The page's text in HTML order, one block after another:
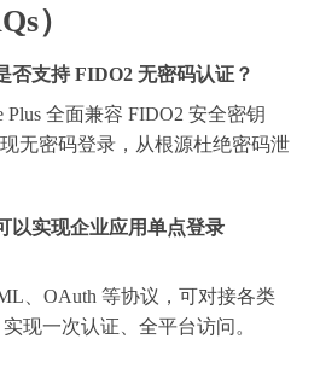
）
否支持 FIDO2 无密码认证？
Plus 全面兼容 FIDO2 安全密钥
现无密码登录，从根源杜绝密码泄
以实现企业应用单点登录
、OAuth 等协议，可对接各类
现一次认证、全平台访问。